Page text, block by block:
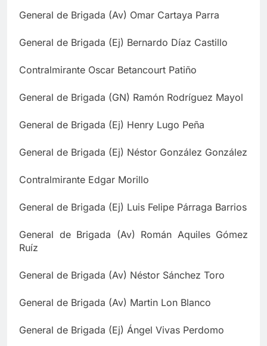
General de Brigada (Av) Omar Cartaya Parra
General de Brigada (Ej) Bernardo Díaz Castillo
Contralmirante Oscar Betancourt Patiño
General de Brigada (GN) Ramón Rodríguez Mayol
General de Brigada (Ej) Henry Lugo Peña
General de Brigada (Ej) Néstor González González
Contralmirante Edgar Morillo
General de Brigada (Ej) Luis Felipe Párraga Barrios
General de Brigada (Av) Román Aquiles Gómez
Ruíz
General de Brigada (Av) Néstor Sánchez Toro
General de Brigada (Av) Martin Lon Blanco
General de Brigada (Ej) Ángel Vivas Perdomo